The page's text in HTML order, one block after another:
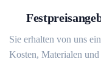
Sie erhalten von uns
Kosten, Materialen und